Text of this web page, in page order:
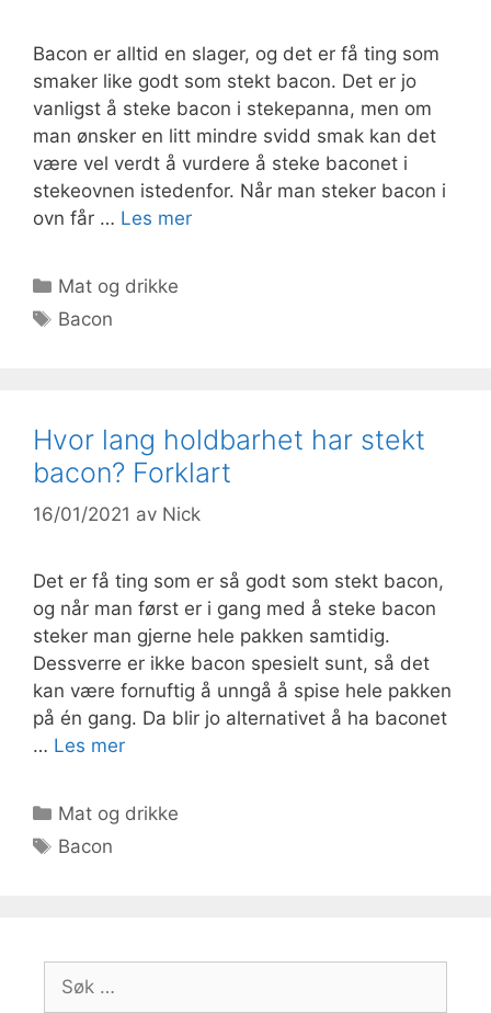
Bacon er alltid en slager, og det er få ting som
smaker like godt som stekt bacon. Det er jo
vanligst å steke bacon i stekepanna, men om
man ønsker en litt mindre svidd smak kan det
være vel verdt å vurdere å steke baconet i
stekeovnen istedenfor. Når man steker bacon i
ovn får … Les mer
Kategorier
Mat og drikke
Stikkord
Bacon
Hvor lang holdbarhet har stekt
bacon? Forklart
16/01/2021 av Nick
Det er få ting som er så godt som stekt bacon,
og når man først er i gang med å steke bacon
steker man gjerne hele pakken samtidig.
Dessverre er ikke bacon spesielt sunt, så det
kan være fornuftig å unngå å spise hele pakken
på én gang. Da blir jo alternativet å ha baconet
… Les mer
Kategorier
Mat og drikke
Stikkord
Bacon
Søk
etter: